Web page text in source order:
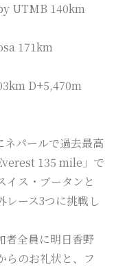
UTMB 140km
171km
D+5,470m
ネパールで過去最高
135 mile」で
イス・ブータンと
レース3つに挑戦し
者全員に明日香野
らのお礼状と、フ